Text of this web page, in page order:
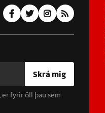
Skrá mig
fyrir öll þau sem